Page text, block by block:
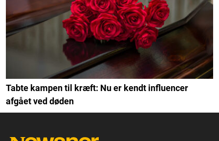
Tabte kampen til kræft: Nu er kendt influencer
afgået ved døden